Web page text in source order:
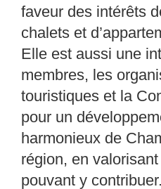
faveur des intérêts
chalets et
Elle est aussi une
membres, les
touristiques et la
pour un
harmonieux de
région, en
pouvant y contribuer.